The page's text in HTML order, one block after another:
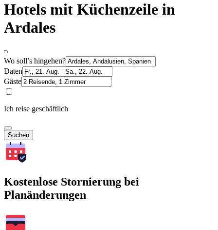
Hotels mit Küchenzeile in
Ardales
Wo soll’s hingehen?
Daten
Gäste
Ich reise geschäftlich
Suchen
Kostenlose Stornierung bei
Planänderungen